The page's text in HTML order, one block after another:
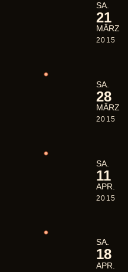
SA.
21
MÄRZ
2015
SA.
28
MÄRZ
2015
SA.
11
APR.
2015
SA.
18
APR.